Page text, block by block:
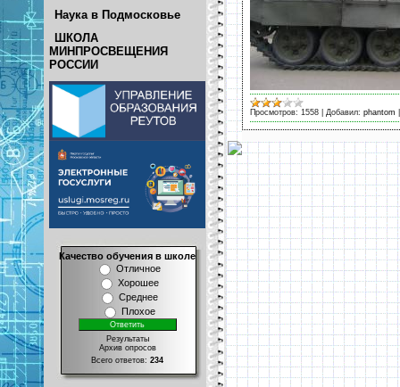
Наука в Подмосковье
ШКОЛА
МИНПРОСВЕЩЕНИЯ
РОССИИ
Качество обучения в школе
Отличное
Хорошее
Среднее
Плохое
Результаты
Архив опросов
Всего ответов: 234
Просмотров: 1558 Добавил: phantom